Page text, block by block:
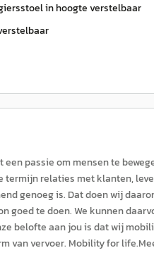
in hoogte verstelbaar
passie om mensen te
termijn relaties met klanten,
genoeg is. Dat doen wij
goed te doen. We kunnen
belofte aan jou is dat wij
van vervoer. Mobility for